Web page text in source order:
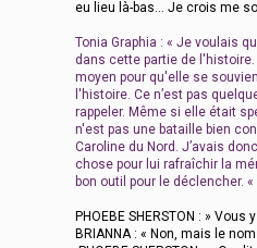
eu lieu là-bas… Je crois me
Tonia Graphia : « Je voulais
dans cette partie de
moyen pour qu'elle se
l'histoire. Ce n’est pas
rappeler. Même si elle était
n'est pas une bataille bien
Caroline du Nord. J’avais
chose pour lui rafraîchir la
bon outil pour le déclencher. «
PHOEBE SHERSTON : » Vous
BRIANNA : « Non, mais le